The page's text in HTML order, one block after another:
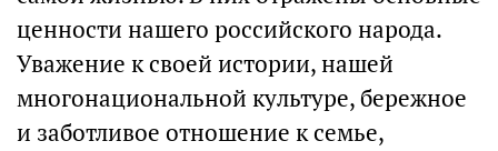
ценности нашего российского народа.
Уважение к своей истории, нашей
многонациональной культуре, бережное
и заботливое отношение к семье,